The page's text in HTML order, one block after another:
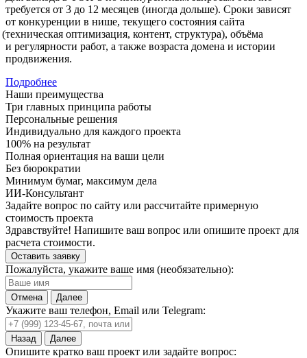
требуется от 3 до 12 месяцев (иногда дольше). Сроки зависят
от конкуренции в нише, текущего состояния сайта
(техническая оптимизация, контент, структура), объёма
и регулярности работ, а также возраста домена и истории
продвижения.
Подробнее
Наши преимущества
Три главных принципа работы
Персональные решения
Индивидуально для каждого проекта
100% на результат
Полная ориентация на ваши цели
Без бюрократии
Минимум бумаг, максимум дела
ИИ-Консультант
Задайте вопрос по сайту или рассчитайте примерную
стоимость проекта
Здравствуйте! Напишите ваш вопрос или опишите проект для
расчета стоимости.
Оставить заявку
Пожалуйста, укажите ваше имя (необязательно):
Отмена Далее
Укажите ваш телефон, Email или Telegram:
Назад Далее
Опишите кратко ваш проект или задайте вопрос: